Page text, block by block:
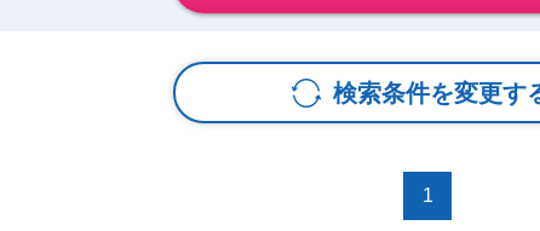
検索条件を変更す
1